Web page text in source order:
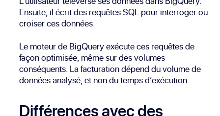
Ensuite, il écrit des requêtes SQL pour interroger ou
croiser ces données.
Le moteur de BigQuery exécute ces requêtes de
façon optimisée, même sur des volumes
conséquents. La facturation dépend du volume de
données analysé, et non du temps d’exécution.
Différences avec des